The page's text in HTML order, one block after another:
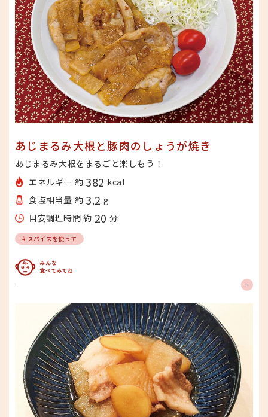
あじまるみ大根と豚肉のしょうが焼き
あじまるみ大根をまるごと楽しもう！
エネルギー 約 382 kcal
食塩相当量 約 3.2 g
目安調理時間 約 20 分
# スパイスを使って
みんな食べてみてね